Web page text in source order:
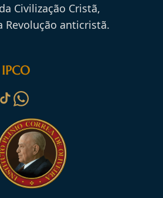
Civilização Cristã,
Revolução anticristã.